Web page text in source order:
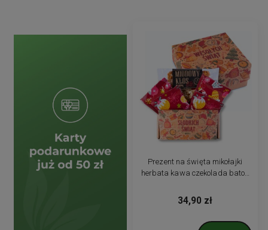
Prezent na święta mikołajki
herbata kawa czekolada baton
34,90 zł